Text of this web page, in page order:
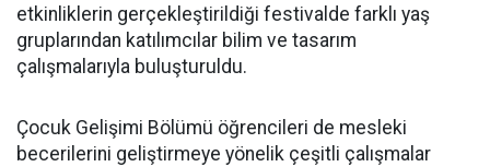
etkinliklerin gerçekleştirildiği festivalde farklı yaş
gruplarından katılımcılar bilim ve tasarım
çalışmalarıyla buluşturuldu.
Çocuk Gelişimi Bölümü öğrencileri de mesleki
becerilerini geliştirmeye yönelik çeşitli çalışmalar